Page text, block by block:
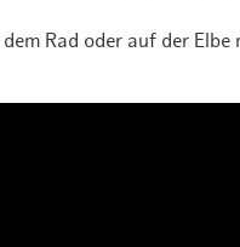
Rad oder auf der